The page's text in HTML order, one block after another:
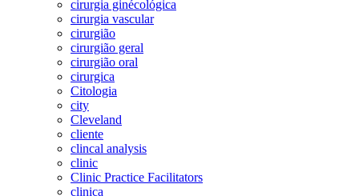
cirurgia ginécológica
cirurgia vascular
cirurgião
cirurgião geral
cirurgião oral
cirurgica
Citologia
city
Cleveland
cliente
clincal analysis
clinic
Clinic Practice Facilitators
clinica